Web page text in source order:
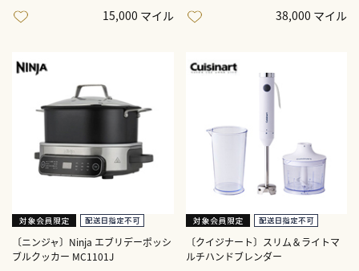
15,000 マイル 38,000 マイル
〔ニンジャ〕Ninja エブリデーポッシ
ブルクッカー MC1101J
〔クイジナート〕スリム＆ライトマ
ルチハンドブレンダー